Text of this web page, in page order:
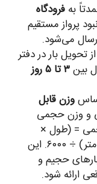
به فرودگاه
پرواز مستقیم
می‌شود.
تحویل بار در دفتر
بین
۳ تا ۵ روز
وزن قابل
و وزن حجمی
= (طول ×
عرض × ارتفاع بر حسب سانتی‌متر) ÷ ۶۰۰۰. این
حجیم و
ارائه شود.